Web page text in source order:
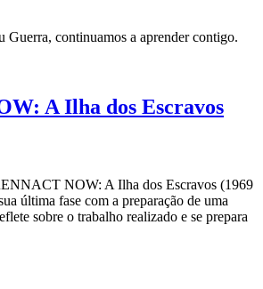
Guerra, continuamos a aprender contigo.
A Ilha dos Escravos
NOW: A Ilha dos Escravos (1969
última fase com a preparação de uma
sobre o trabalho realizado e se prepara